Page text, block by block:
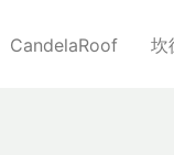
CandelaRoof 坎